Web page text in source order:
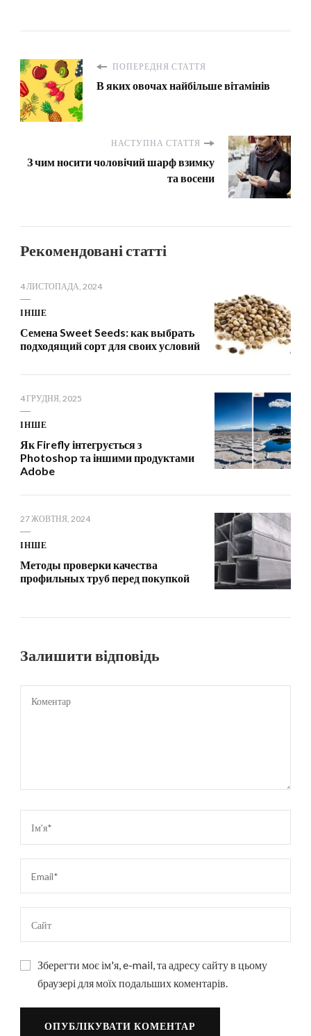
ПОПЕРЕДНЯ СТАТТЯ
В яких овочах найбільше вітамінів
НАСТУПНА СТАТТЯ
З чим носити чоловічий шарф взимку
та восени
Рекомендовані статті
4 ЛИСТОПАДА, 2024
ІНШЕ
Семена Sweet Seeds: как выбрать
подходящий сорт для своих условий
4 ГРУДНЯ, 2025
ІНШЕ
Як Firefly інтегрується з
Photoshop та іншими продуктами
Adobe
27 ЖОВТНЯ, 2024
ІНШЕ
Методы проверки качества
профильных труб перед покупкой
Залишити відповідь
Зберегти моє ім'я, e-mail, та адресу сайту в цьому
браузері для моїх подальших коментарів.